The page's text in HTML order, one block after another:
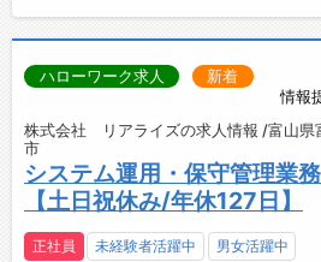
情報
ハローワーク求人 新着
株式会社 リアライズの求人情報 /富山県
市
システム運用・保守管理業務
【土日祝休み/年休127日】
正社員 未経験者活躍中 男女活躍中